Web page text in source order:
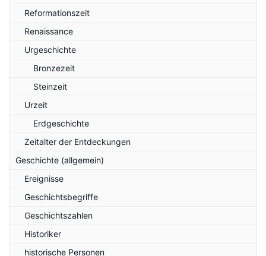
Reformationszeit
Renaissance
Urgeschichte
Bronzezeit
Steinzeit
Urzeit
Erdgeschichte
Zeitalter der Entdeckungen
Geschichte (allgemein)
Ereignisse
Geschichtsbegriffe
Geschichtszahlen
Historiker
historische Personen